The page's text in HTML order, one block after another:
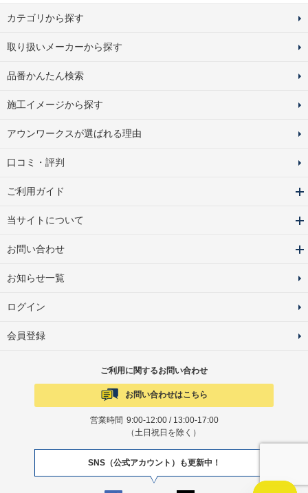
カテゴリから探す
取り扱いメーカーから探す
品番かんたん検索
施工イメージから探す
アウンワークスが選ばれる理由
口コミ・評判
ご利用ガイド
当サイトについて
お問い合わせ
お知らせ一覧
ログイン
会員登録
ご利用に関するお問い合わせ
お問い合わせはこちら
営業時間 9:00-12:00 / 13:00-17:00
（土日祝日を除く）
SNS（公式アカウント）も更新中！